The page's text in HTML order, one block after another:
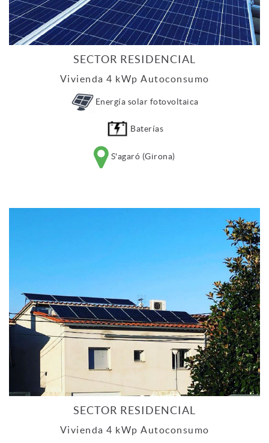
SECTOR RESIDENCIAL
Vivienda 4 kWp Autoconsumo
Energía solar fotovoltaica
Baterías
S'agaró (Girona)
SECTOR RESIDENCIAL
Vivienda 4 kWp Autoconsumo